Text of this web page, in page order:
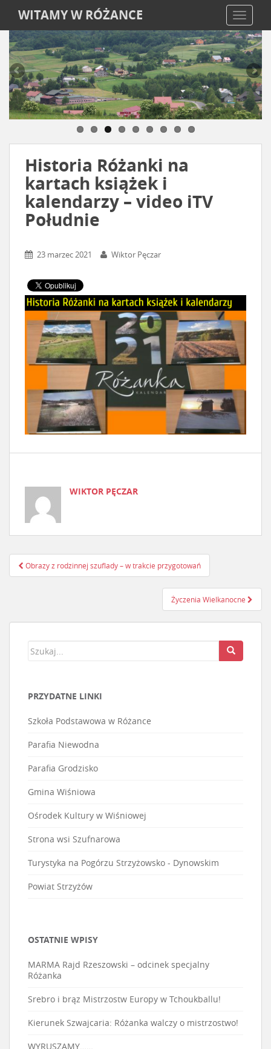
WITAMY W RÓŻANCE
Historia Różanki na
kartach książek i
kalendarzy – video iTV
Południe
23 marzec 2021 Wiktor Pęczar
WIKTOR PĘCZAR
Nawigacja postu
Obrazy z rodzinnej szuflady – w trakcie przygotowań
Życzenia Wielkanocne
PRZYDATNE LINKI
Szkoła Podstawowa w Różance
Parafia Niewodna
Parafia Grodzisko
Gmina Wiśniowa
Ośrodek Kultury w Wiśniowej
Strona wsi Szufnarowa
Turystyka na Pogórzu Strzyżowsko - Dynowskim
Powiat Strzyżów
OSTATNIE WPISY
MARMA Rajd Rzeszowski – odcinek specjalny
Różanka
Srebro i brąz Mistrzostw Europy w Tchoukballu!
Kierunek Szwajcaria: Różanka walczy o mistrzostwo!
WYRUSZAMY……